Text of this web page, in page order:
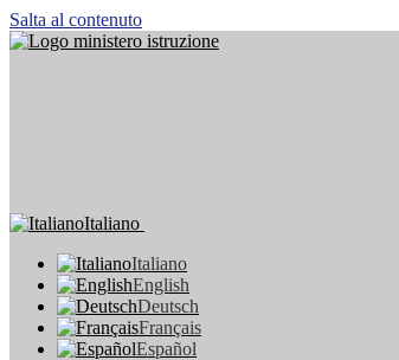
Salta al contenuto
Italiano
Italiano
English
Deutsch
Français
Español